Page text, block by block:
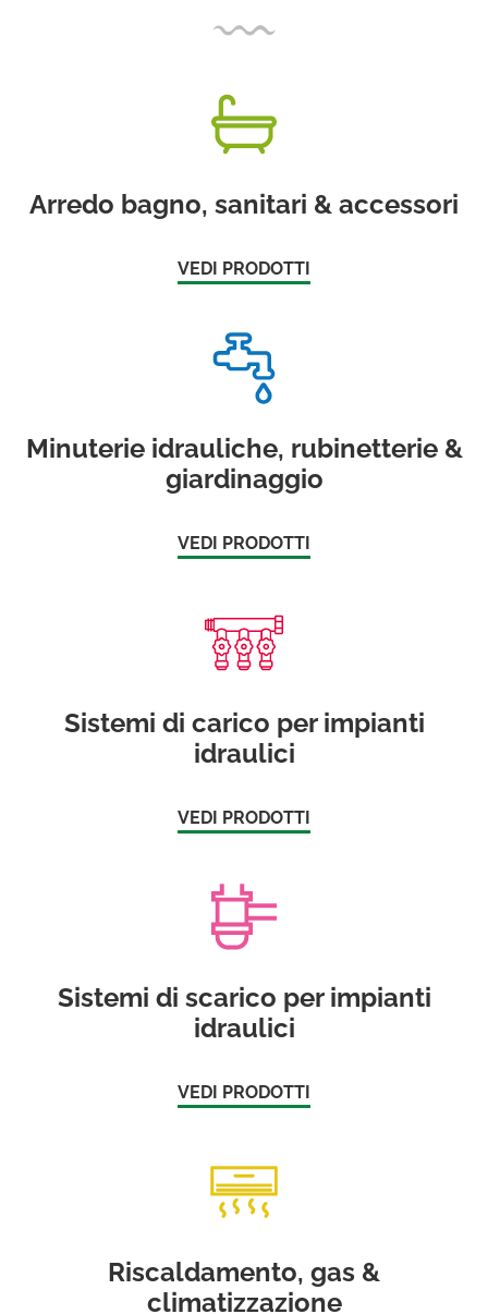
Arredo bagno, sanitari & accessori
VEDI PRODOTTI
Minuterie idrauliche, rubinetterie &
giardinaggio
VEDI PRODOTTI
Sistemi di carico per impianti
idraulici
VEDI PRODOTTI
Sistemi di scarico per impianti
idraulici
VEDI PRODOTTI
Riscaldamento, gas &
climatizzazione